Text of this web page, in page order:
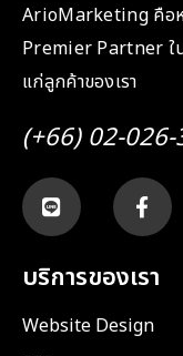
ArioMarketing คือ
Premier Partner ใ
แก่ลูกค้าของเรา
(+66) 02-
บริการของเรา
Website Design